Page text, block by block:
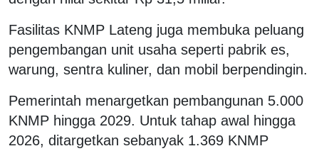
Fasilitas KNMP Lateng juga membuka peluang
pengembangan unit usaha seperti pabrik es,
warung, sentra kuliner, dan mobil berpendingin.
Pemerintah menargetkan pembangunan 5.000
KNMP hingga 2029. Untuk tahap awal hingga
2026, ditargetkan sebanyak 1.369 KNMP